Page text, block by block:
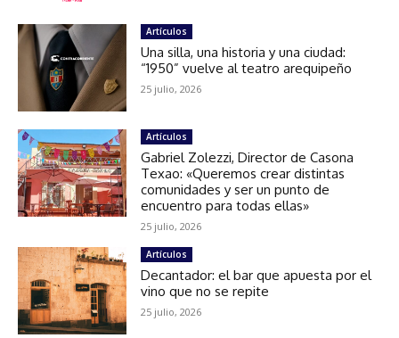
Artículos
Una silla, una historia y una ciudad:
“1950” vuelve al teatro arequipeño
25 julio, 2026
Artículos
Gabriel Zolezzi, Director de Casona
Texao: «Queremos crear distintas
comunidades y ser un punto de
encuentro para todas ellas»
25 julio, 2026
Artículos
Decantador: el bar que apuesta por el
vino que no se repite
25 julio, 2026